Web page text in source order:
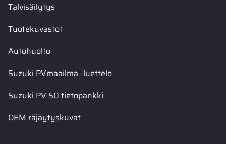
Talvisäilytys
Tuotekuvastot
Autohuolto
Suzuki PVmaailma -luettelo
Suzuki PV 50 tietopankki
OEM räjäytyskuvat